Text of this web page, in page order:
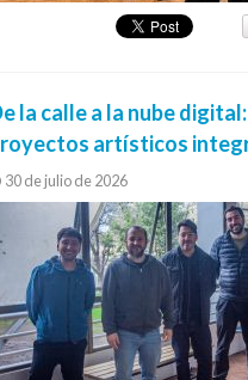
la calle a la nube
artísticos
30 de julio de 2026